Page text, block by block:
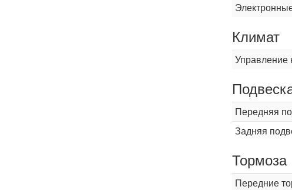
Климат
Управление
Передняя
Задняя
Тормоза
Передние